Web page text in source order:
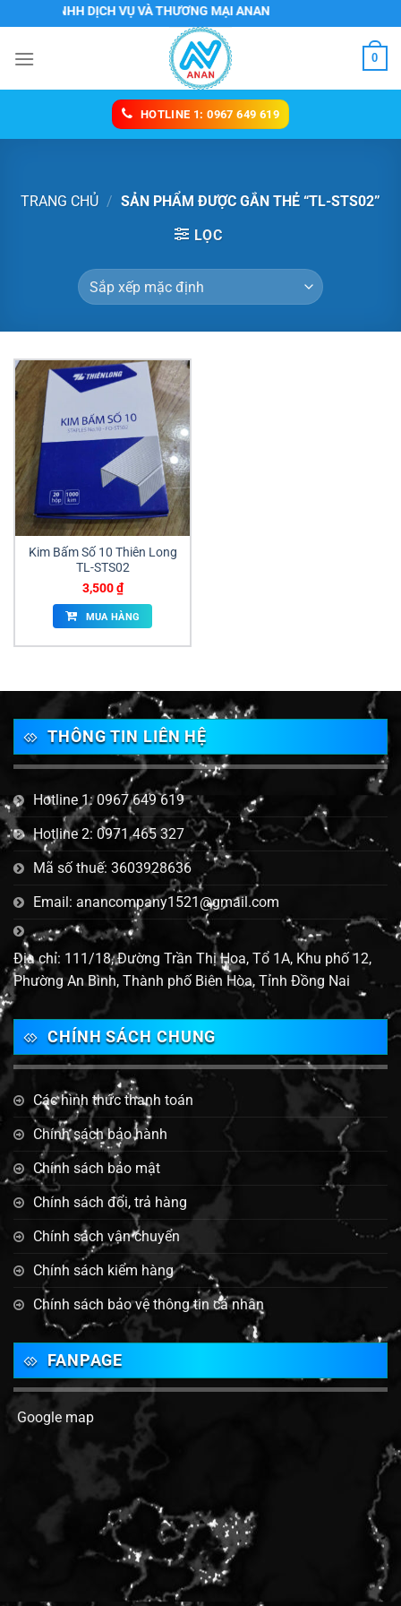
đến
nội
TY TNHH DỊCH VỤ VÀ THƯƠNG MẠI ANAN
0
HOTLINE 1: 0967 649 619
TRANG CHỦ / SẢN PHẨM ĐƯỢC GẮN THẺ “TL-STS02”
LỌC
Kim Bấm Số 10 Thiên Long
TL-STS02
3,500₫
MUA HÀNG
THÔNG TIN LIÊN HỆ
Hotline 1: 0967 649 619
Hotline 2: 0971 465 327
Mã số thuế: 3603928636
Email: anancompany1521@gmail.com
Địa chỉ: 111/18, Đường Trần Thị Hoa, Tổ 1A, Khu phố 12,
Phường An Bình, Thành phố Biên Hòa, Tỉnh Đồng Nai
CHÍNH SÁCH CHUNG
Các hình thức thanh toán
Chính sách bảo hành
Chính sách bảo mật
Chính sách đổi, trả hàng
Chính sách vận chuyển
Chính sách kiểm hàng
Chính sách bảo vệ thông tin cá nhân
FANPAGE
Google map